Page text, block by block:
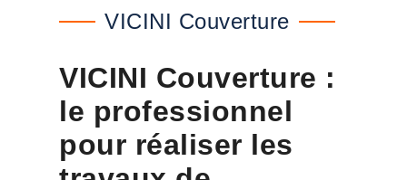
VICINI Couverture
VICINI Couverture :
le professionnel
pour réaliser les